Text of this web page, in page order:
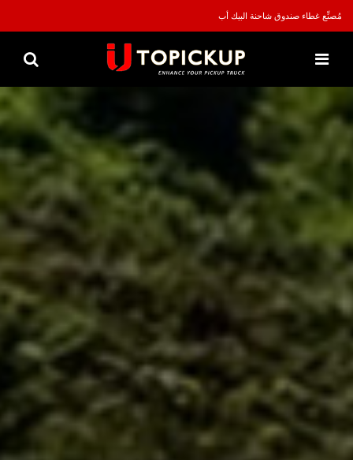
مُصنِّع غطاء صندوق شاحنة البيك أب